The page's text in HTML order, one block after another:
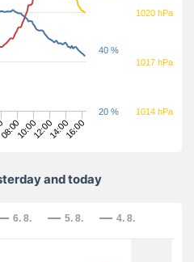
10:0012:0014:0016:00
40 %
20 % 1014 hPa
1017 hPa
1020 hPa
and today
and today
6. 8. 5. 8. 4. 8.